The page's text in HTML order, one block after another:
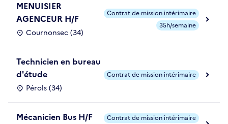
MENUISIER
AGENCEUR H/F
Cournonsec (34)
Contrat de mission intérimaire
35h/semaine
Technicien en bureau
d'étude
Pérols (34)
Contrat de mission intérimaire
Mécanicien Bus H/F
Contrat de mission intérimaire